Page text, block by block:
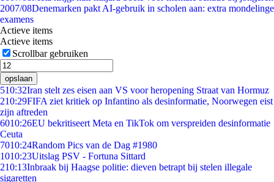
2007/08Denemarken pakt AI-gebruik in scholen aan: extra mondelinge
examens
Actieve items
Actieve items
Scrollbar gebruiken
opslaan
510:32Iran stelt zes eisen aan VS voor heropening Straat van Hormuz
210:29FIFA ziet kritiek op Infantino als desinformatie, Noorwegen eist
zijn aftreden
6010:26EU bekritiseert Meta en TikTok om verspreiden desinformatie
Ceuta
7010:24Random Pics van de Dag #1980
1010:23Uitslag PSV - Fortuna Sittard
210:13Inbraak bij Haagse politie: dieven betrapt bij stelen illegale
sigaretten